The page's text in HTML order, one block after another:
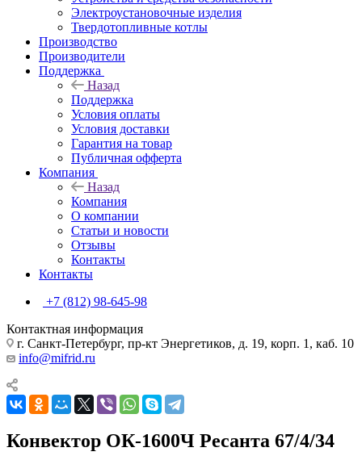
Электроустановочные изделия
Твердотопливные котлы
Производство
Производители
Поддержка
Назад
Поддержка
Условия оплаты
Условия доставки
Гарантия на товар
Публичная офферта
Компания
Назад
Компания
О компании
Статьи и новости
Отзывы
Контакты
Контакты
+7 (812) 98-645-98
Контактная информация
г. Санкт-Петербург, пр-кт Энергетиков, д. 19, корп. 1, каб. 10
info@mifrid.ru
Конвектор ОК-1600Ч Ресанта 67/4/34